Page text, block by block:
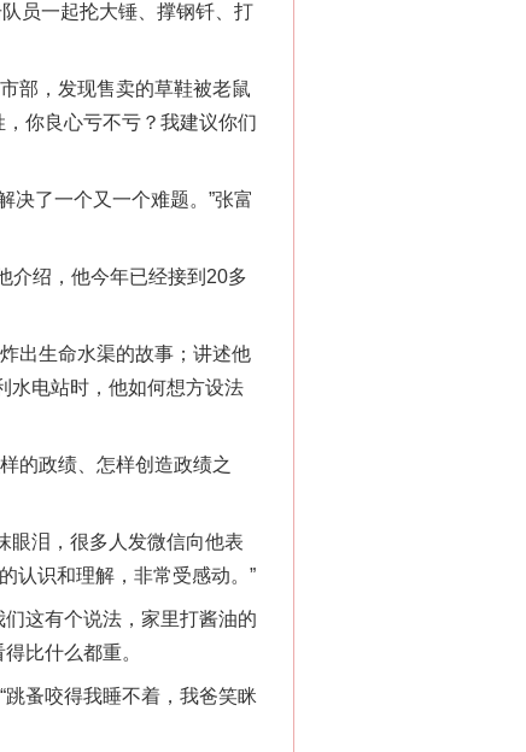
员一起抡大锤、撑钢钎、打
部，发现售卖的草鞋被老鼠
你良心亏不亏？我建议你们
了一个又一个难题。”张富
绍，他今年已经接到20多
出生命水渠的故事；讲述他
水电站时，他如何想方设法
的政绩、怎样创造政绩之
泪，很多人发微信向他表
认识和理解，非常受感动。”
这有个说法，家里打酱油的
比什么都重。
蚤咬得我睡不着，我爸笑眯